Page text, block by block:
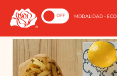
ON OFF MODALIDAD - ECO